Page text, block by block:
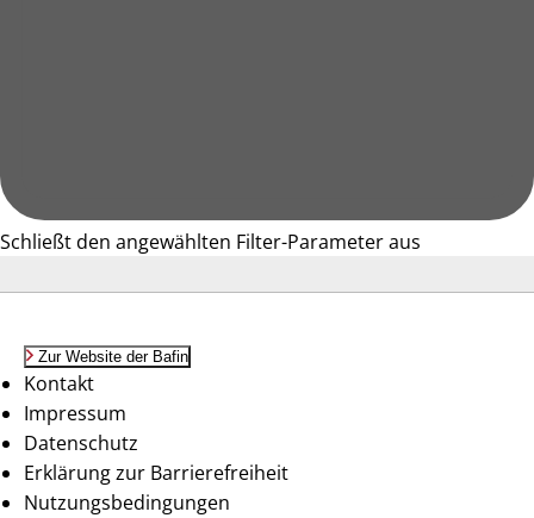
Schließt den angewählten Filter-Parameter aus
Zur Website der Bafin
Kontakt
Impressum
Datenschutz
Erklärung zur Barrierefreiheit
Nutzungsbedingungen